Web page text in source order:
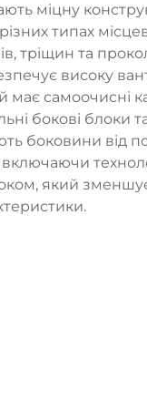
міцну
типах
тріщин та
високу
самоочисні
бокові блоки
боковини від
який